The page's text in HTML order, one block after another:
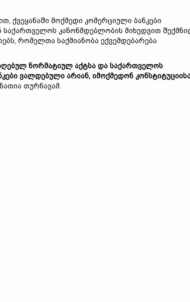
ქვეყანაში მოქმედი კომერციული ბანკები
საქართველოს კანონმდებლობის მიხედვით
რომელთა საქმიანობა ექვემდებარება
ნორმატიულ აქტსა და საქართველოს
ვალდებული არიან, იმოქმედონ
თურნავამ.